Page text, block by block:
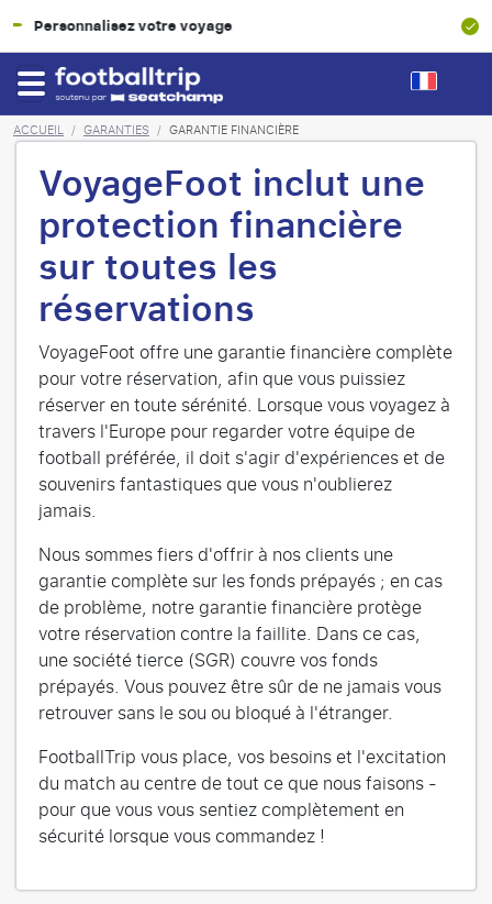
Garantie Financière à 100%
ACCUEIL / GARANTIES / GARANTIE FINANCIÈRE
VoyageFoot inclut une
protection financière
sur toutes les
réservations
VoyageFoot offre une garantie financière complète
pour votre réservation, afin que vous puissiez
réserver en toute sérénité. Lorsque vous voyagez à
travers l'Europe pour regarder votre équipe de
football préférée, il doit s'agir d'expériences et de
souvenirs fantastiques que vous n'oublierez
jamais.
Nous sommes fiers d'offrir à nos clients une
garantie complète sur les fonds prépayés ; en cas
de problème, notre garantie financière protège
votre réservation contre la faillite. Dans ce cas,
une société tierce (SGR) couvre vos fonds
prépayés. Vous pouvez être sûr de ne jamais vous
retrouver sans le sou ou bloqué à l'étranger.
FootballTrip vous place, vos besoins et l'excitation
du match au centre de tout ce que nous faisons -
pour que vous vous sentiez complètement en
sécurité lorsque vous commandez !